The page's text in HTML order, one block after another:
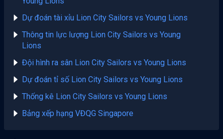
Dự đoán tài xỉu Lion City Sailors vs Young Lions
Thông tin lực lượng Lion City Sailors vs Young
Lions
Đội hình ra sân Lion City Sailors vs Young Lions
Dự đoán tỉ số Lion City Sailors vs Young Lions
Thống kê Lion City Sailors vs Young Lions
Bảng xếp hạng VĐQG Singapore